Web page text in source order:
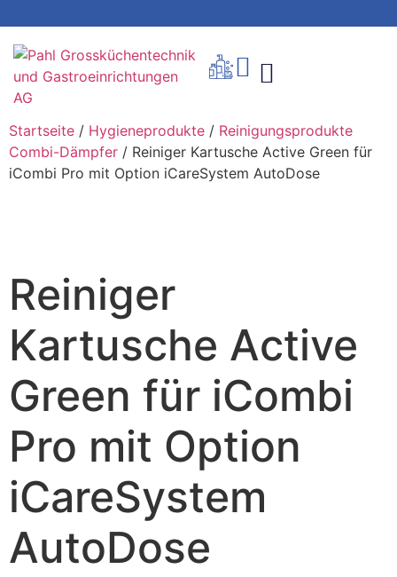
Startseite / Hygieneprodukte / Reinigungsprodukte
Combi-Dämpfer / Reiniger Kartusche Active Green für
iCombi Pro mit Option iCareSystem AutoDose
Reiniger
Kartusche Active
Green für iCombi
Pro mit Option
iCareSystem
AutoDose